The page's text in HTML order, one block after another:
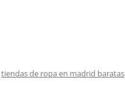
tiendas de ropa en madrid baratas